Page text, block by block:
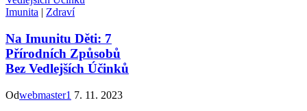
Imunita | Zdraví
Na Imunitu Děti: 7
Přírodních Způsobů
Bez Vedlejších Účinků
Odwebmaster1 7. 11. 2023